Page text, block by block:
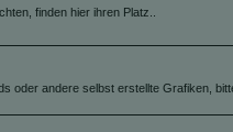
finden hier ihren Platz..
oder andere selbst erstellte Grafiken,